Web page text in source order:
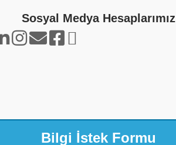
Sosyal Medya Hesaplarımız
Bilgi İstek Formu